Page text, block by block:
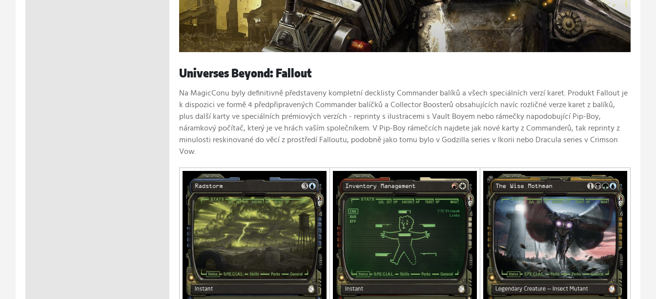
Universes Beyond: Fallout
Na MagicConu byly definitivně představeny kompletní decklisty Commander balíků a všech speciálních verzí karet. Produkt Fallout je
k dispozici ve formě 4 předpřipravených Commander balíčků a Collector Boosterů obsahujících navíc rozličné verze karet z balíků,
plus další karty ve speciálních prémiových verzích - reprinty s ilustracemi s Vault Boyem nebo rámečky napodobující Pip-Boy,
náramkový počítač, který je ve hrách vaším společníkem. V Pip-Boy rámečcích najdete jak nové karty z Commanderů, tak reprinty z
minulosti reskinované do věcí z prostředí Falloutu, podobně jako tomu bylo v Godzilla series v Ikorii nebo Dracula series v Crimson
Vow.